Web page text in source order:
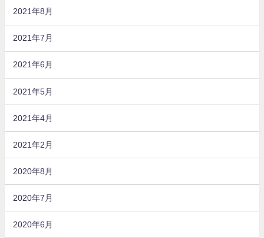
2021年8月
2021年7月
2021年6月
2021年5月
2021年4月
2021年2月
2020年8月
2020年7月
2020年6月